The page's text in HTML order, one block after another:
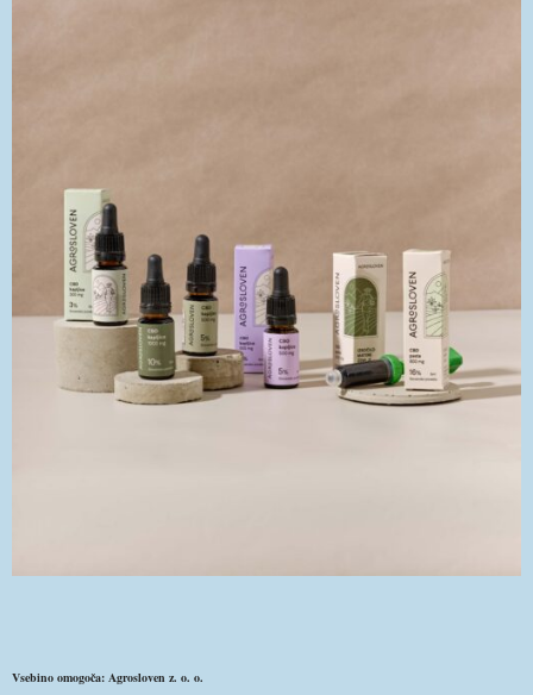
Vsebino omogoča: Agrosloven z. o. o.